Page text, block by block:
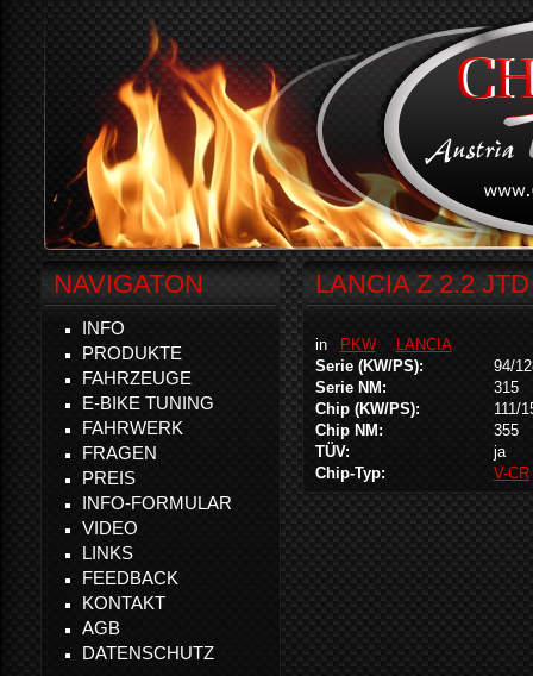
LANCIA Z 2.2 JTD
in PKW
LANCIA
Serie (KW/PS):
94/
Serie NM:
315
Chip (KW/PS):
111/
Chip NM:
355
TÜV:
ja
Chip-Typ:
V-CR
NAVIGATON
INFO
PRODUKTE
FAHRZEUGE
E-BIKE TUNING
FAHRWERK
FRAGEN
PREIS
INFO-FORMULAR
VIDEO
LINKS
FEEDBACK
KONTAKT
AGB
DATENSCHUTZ